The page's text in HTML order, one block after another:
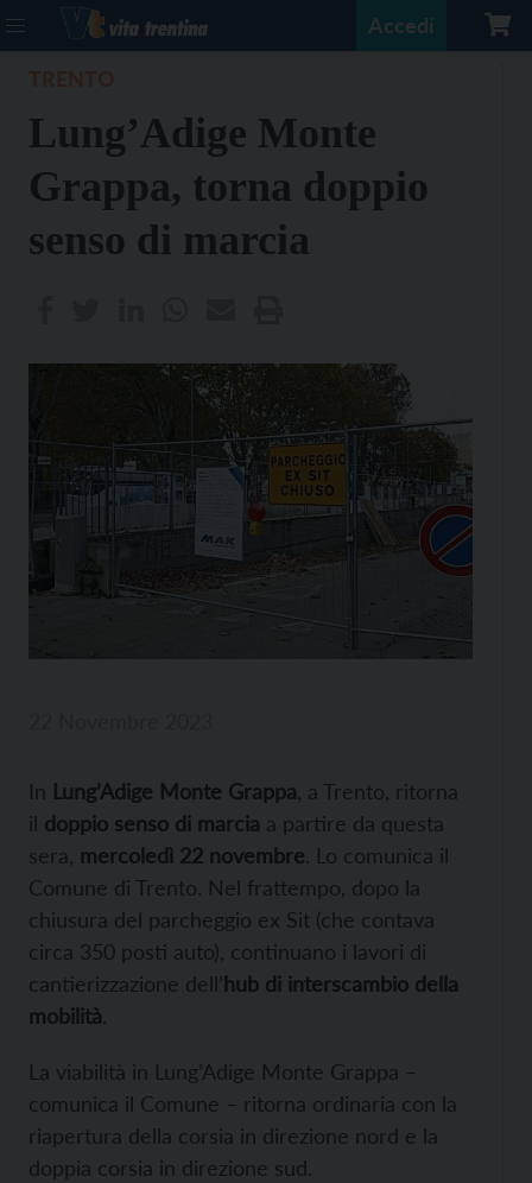
Accedi
Lung’Adige Monte
Grappa, torna doppio
senso di marcia
In Lung’Adige Monte Grappa , a Trento, ritorna
il doppio senso di marcia a partire da questa
sera, mercoledì 22 novembre. Lo comunica il
Comune di Trento. Nel frattempo, dopo la
chiusura del parcheggio ex Sit (che contava
circa 350 posti auto), continuano i lavori di
cantierizzazione dell’hub di interscambio della
mobilità.
La viabilità in Lung’Adige Monte Grappa –
comunica il Comune – ritorna ordinaria con la
riapertura della corsia in direzione nord e la
doppia corsia in direzione sud.